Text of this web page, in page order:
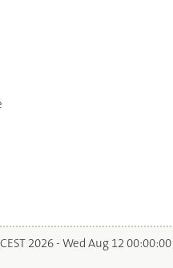
2026 - Wed Aug 12 00:00:00